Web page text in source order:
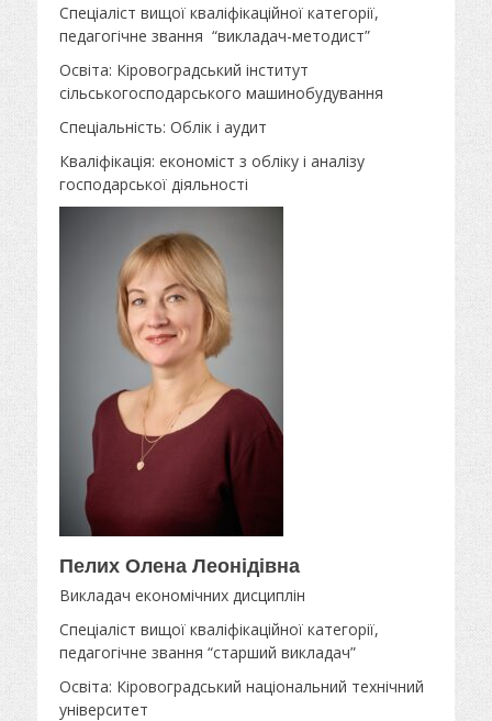
Спеціаліст вищої кваліфікаційної категорії,
педагогічне звання “викладач-методист”
Освіта: Кіровоградський інститут
сільськогосподарського машинобудування
Спеціальність: Облік і аудит
Кваліфікація: економіст з обліку і аналізу
господарської діяльності
Пелих Олена Леонідівна
Викладач економічних дисциплін
Спеціаліст вищої кваліфікаційної категорії,
педагогічне звання “старший викладач”
Освіта: Кіровоградський національний технічний
університет